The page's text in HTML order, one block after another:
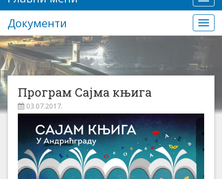
мени
Документи
Програм Сајма књига
03.07.2017.